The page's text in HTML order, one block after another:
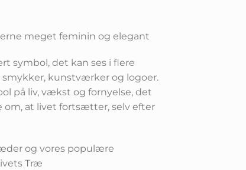
meget feminin og elegant
symbol, det kan ses i flere
kunstværker og logoer.
på liv, vækst og fornyelse, det
at livet fortsætter, selv efter
og vores populære
Træ